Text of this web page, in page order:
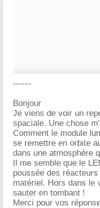
------
Bonjour
Je viens de voir un
spaciale. Une chose
Comment le module
se remettre en orbite
dans une atmosphère
Il me semble que le
poussée des
matériel. Hors dans le
sauter en tombant !
Merci pour vos